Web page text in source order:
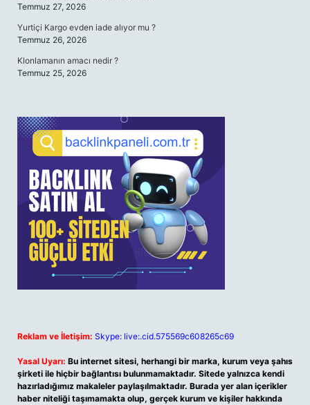
Temmuz 27, 2026
Yurtiçi Kargo evden iade alıyor mu ?
Temmuz 26, 2026
Klonlamanın amacı nedir ?
Temmuz 25, 2026
Reklam ve İletişim: Skype: live:.cid.575569c608265c69
Yasal Uyarı: Bu internet sitesi, herhangi bir marka, kurum veya şahıs
şirketi ile hiçbir bağlantısı bulunmamaktadır. Sitede yalnızca kendi
hazırladığımız makaleler paylaşılmaktadır. Burada yer alan içerikler
haber niteliği taşımamakta olup, gerçek kurum ve kişiler hakkında